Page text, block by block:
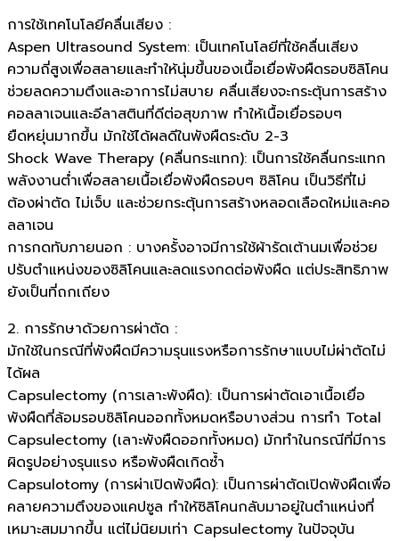
การใช้เทคโนโลยีคลื่นเสียง :
Aspen Ultrasound System: เป็นเทคโนโลยีที่ใช้คลื่นเสียง
ความถี่สูงเพื่อสลายและทำให้นุ่มขึ้นของเนื้อเยื่อพังผืดรอบซิลิโคน
ช่วยลดความตึงและอาการไม่สบาย คลื่นเสียงจะกระตุ้นการสร้าง
คอลลาเจนและอีลาสตินที่ดีต่อสุขภาพ ทำให้เนื้อเยื่อรอบๆ
ยืดหยุ่นมากขึ้น มักใช้ได้ผลดีในพังผืดระดับ 2-3
Shock Wave Therapy (คลื่นกระแทก): เป็นการใช้คลื่นกระแทก
พลังงานต่ำเพื่อสลายเนื้อเยื่อพังผืดรอบๆ ซิลิโคน เป็นวิธีที่ไม่
ต้องผ่าตัด ไม่เจ็บ และช่วยกระตุ้นการสร้างหลอดเลือดใหม่และคอ
ลลาเจน
การกดทับภายนอก : บางครั้งอาจมีการใช้ผ้ารัดเต้านมเพื่อช่วย
ปรับตำแหน่งของซิลิโคนและลดแรงกดต่อพังผืด แต่ประสิทธิภาพ
ยังเป็นที่ถกเถียง
2. การรักษาด้วยการผ่าตัด :
มักใช้ในกรณีที่พังผืดมีความรุนแรงหรือการรักษาแบบไม่ผ่าตัดไม่
ได้ผล
Capsulectomy (การเลาะพังผืด): เป็นการผ่าตัดเอาเนื้อเยื่อ
พังผืดที่ล้อมรอบซิลิโคนออกทั้งหมดหรือบางส่วน การทำ Total
Capsulectomy (เลาะพังผืดออกทั้งหมด) มักทำในกรณีที่มีการ
ผิดรูปอย่างรุนแรง หรือพังผืดเกิดซ้ำ
Capsulotomy (การผ่าเปิดพังผืด): เป็นการผ่าตัดเปิดพังผืดเพื่อ
คลายความตึงของแคปซูล ทำให้ซิลิโคนกลับมาอยู่ในตำแหน่งที่
เหมาะสมมากขึ้น แต่ไม่นิยมเท่า Capsulectomy ในปัจจุบัน